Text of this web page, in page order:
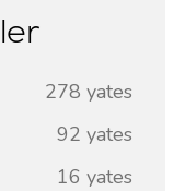
278 yates
92 yates
16 yates